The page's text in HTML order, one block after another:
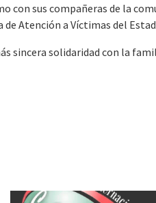
con sus compañeras de la
Atención a Víctimas del
sincera solidaridad con la